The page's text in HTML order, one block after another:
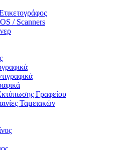
/ Scanners
Γραφείου
Ταμειακών